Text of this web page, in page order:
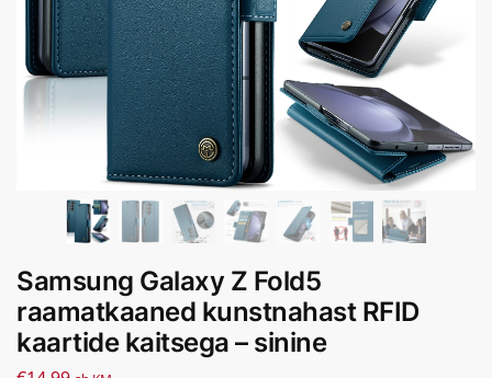
Samsung Galaxy Z Fold5
raamatkaaned kunstnahast RFID
kaartide kaitsega – sinine